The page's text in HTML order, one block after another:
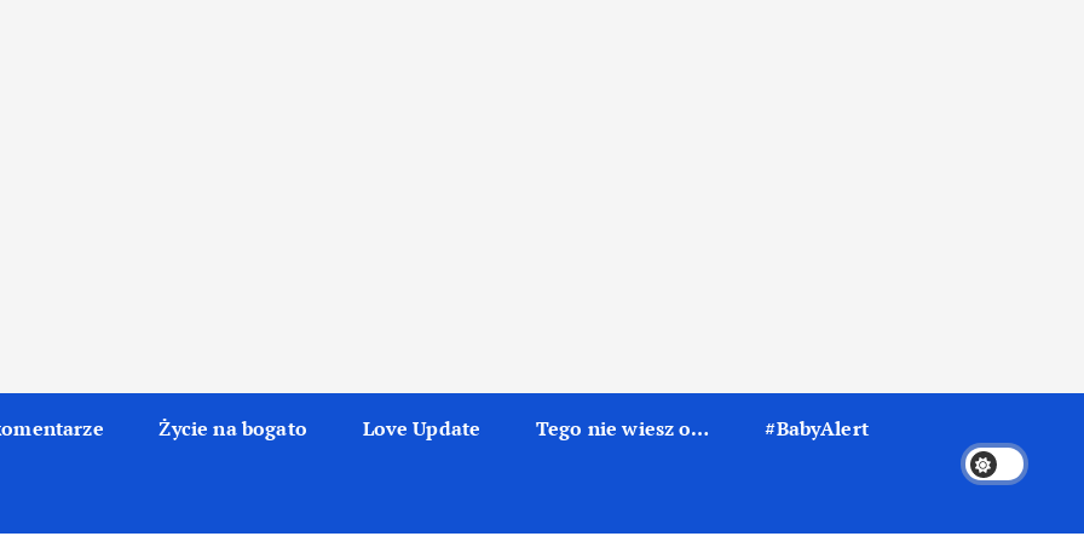
Życie na bogato Love Update Tego nie wiesz o… #BabyAlert